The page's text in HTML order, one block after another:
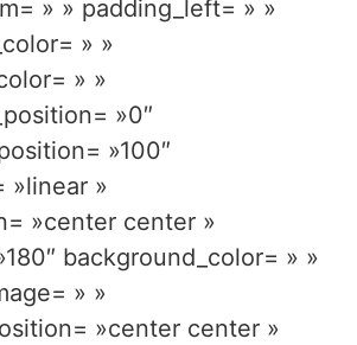
» » padding_left= » »
» »
» »
»0″
»100″
»linear »
»center center »
background_color= » »
» »
»center center »